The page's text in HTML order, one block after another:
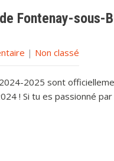
Fontenay-sous-
| Non classé
2025 sont
! Si tu es passionné